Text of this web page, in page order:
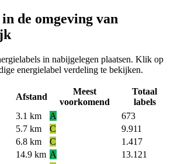
de omgeving van
in nabijgelegen plaatsen. Klik op
energielabel verdeling te bekijken.
Afstand
Meest
voorkomend
Totaal
labels
3.1 km A
673
5.7 km C
9.911
6.8 km C
1.417
14.9 km A
13.121